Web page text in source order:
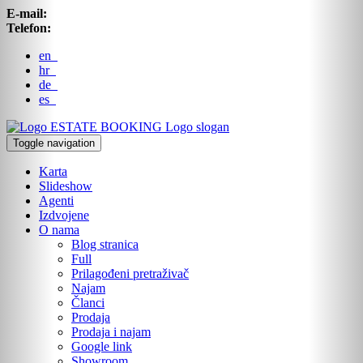
E-mail:
Telefon:
en
hr
de
es
ESTATE BOOKING Logo slogan
Toggle navigation
Karta
Slideshow
Agenti
Izdvojene
O nama
Blog stranica
Full
Prilagođeni pretraživač
Najam
Članci
Prodaja
Prodaja i najam
Google link